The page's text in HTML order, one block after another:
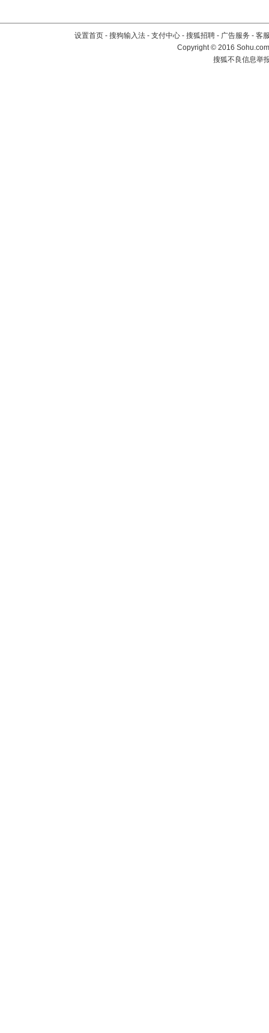
设置首页 - 搜狗输入法 - 支付中心 - 搜狐招聘 - 广告服务 - 客
Copyright©2016
搜狐不良信息举